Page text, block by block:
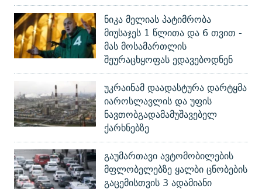
ნიკა მელიას პატიმრობა
მიუსაჯეს 1 წლითა და 6 თვით -
მას მოსამართლის
შეურაცხყოფას ედავებოდნენ
უკრაინამ დაადასტურა დარტყმა
იაროსლავლის და უფის
ნავთობგადამამუშავებელ
ქარხნებზე
გაუმართავი ავტომობილების
მფლობელებზე ყალბი ცნობების
გაცემისთვის 3 ადამიანი